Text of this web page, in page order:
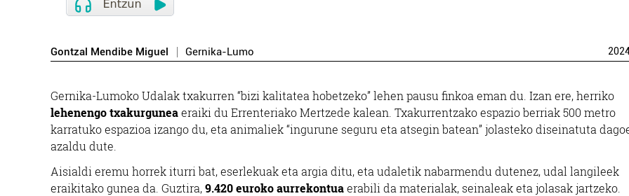
Gontzal Mendibe Miguel Gernika-Lumo
Gernika-Lumoko Udalak txakurren “bizi kalitatea hobetzeko” lehen pausu finkoa eman du. Izan ere, herriko
lehenengo txakurguneaeraiki du Errenteriako Mertzede kalean. Txakurrentzako espazio berriak 500 metro
karratuko espazioa izango du, eta animaliek “ingurune seguru eta atsegin batean” jolasteko diseinatuta
azaldu dute.
Aisialdi eremu horrek iturri bat, eserlekuak eta argia ditu, eta udaletik nabarmendu dutenez, udal langileek
eraikitako gunea da. Guztira,9.420 euroko aurrekontuaerabili da materialak, seinaleak eta jolasak jartzeko.